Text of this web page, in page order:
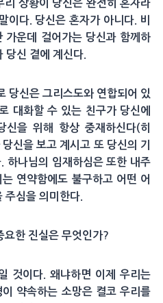
상황이 당신은 완전히 혼자라
이다. 당신은 혼자가 아니다. 비
가운데 걸어가는 당신과 함께하
당신 곁에 계신다.
당신은 그리스도와 연합되어 있
대화할 수 있는 친구가 당신에
을 위해 항상 중재하신다(히
신을 보고 계시고 또 당신의 기
하나님의 임재하심은 또한 내주
연약함에도 불구하고 어떤 어
주심을 의미한다.
요한 진실은 무엇인가?
것이다. 왜냐하면 이제 우리는
약속하는 소망은 켤코 우리를